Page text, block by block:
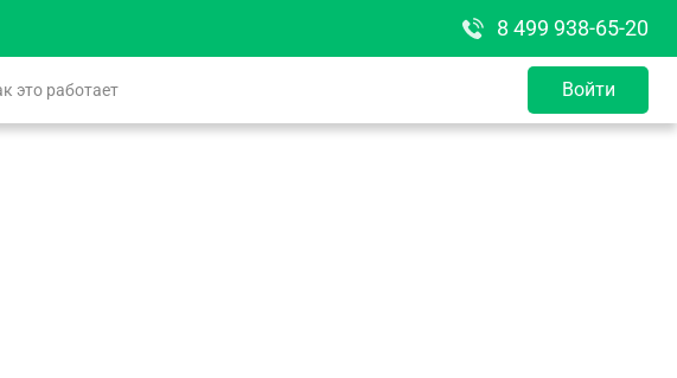
8 499 938-65-20
это работает Войти